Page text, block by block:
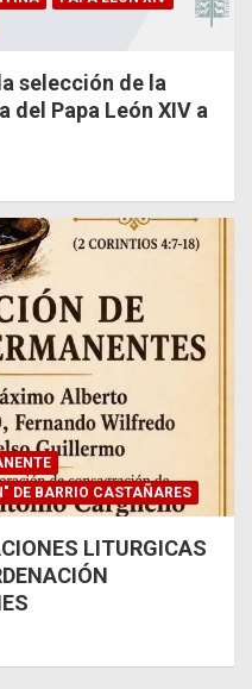
selección de la
Papa León XIV a
DE BARRIO CASTAÑARES
LITURGICAS